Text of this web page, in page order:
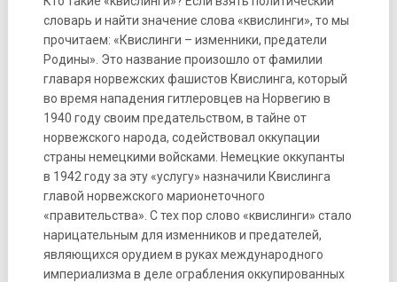
словарь и найти значение слова «квислинги», то мы
прочитаем: «Квислинги – изменники, предатели
Родины». Это название произошло от фамилии
главаря норвежских фашистов Квислинга, который
во время нападения гитлеровцев на Норвегию в
1940 году своим предательством, в тайне от
норвежского народа, содействовал оккупации
страны немецкими войсками. Немецкие оккупанты
в 1942 году за эту «услугу» назначили Квислинга
главой норвежского марионеточного
«правительства». С тех пор слово «квислинги» стало
нарицательным для изменников и предателей,
являющихся орудием в руках международного
империализма в деле ограбления оккупированных